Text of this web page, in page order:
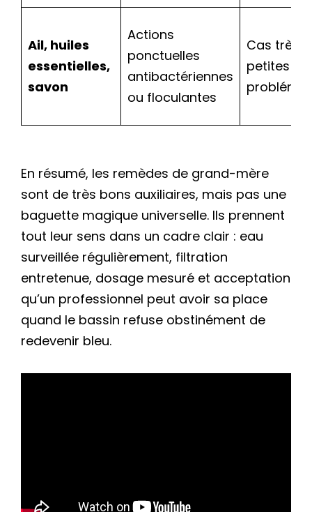
Ail, huiles
essentielles,
savon
Actions
ponctuelles
antibactériennes
ou floculantes
Cas très
petites
En résumé, les remèdes de grand-mère
sont de très bons auxiliaires, mais pas une
baguette magique universelle. Ils prennent
tout leur sens dans un cadre clair : eau
surveillée régulièrement, filtration
entretenue, dosage mesuré et acceptation
qu’un professionnel peut avoir sa place
quand le bassin refuse obstinément de
redevenir bleu.